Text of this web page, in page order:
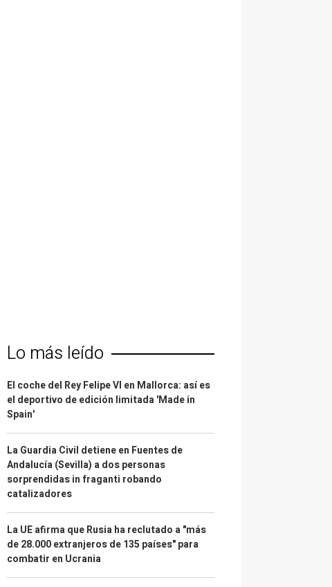
Lo más leído
El coche del Rey Felipe VI en Mallorca: así es
el deportivo de edición limitada 'Made in
Spain'
La Guardia Civil detiene en Fuentes de
Andalucía (Sevilla) a dos personas
sorprendidas in fraganti robando
catalizadores
La UE afirma que Rusia ha reclutado a "más
de 28.000 extranjeros de 135 países" para
combatir en Ucrania